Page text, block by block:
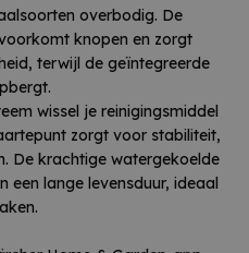
overbodig. De
knopen en zorgt
terwijl de geïntegreerde
wissel je reinigingsmiddel
zorgt voor stabiliteit,
De krachtige watergekoelde
lange levensduur, ideaal